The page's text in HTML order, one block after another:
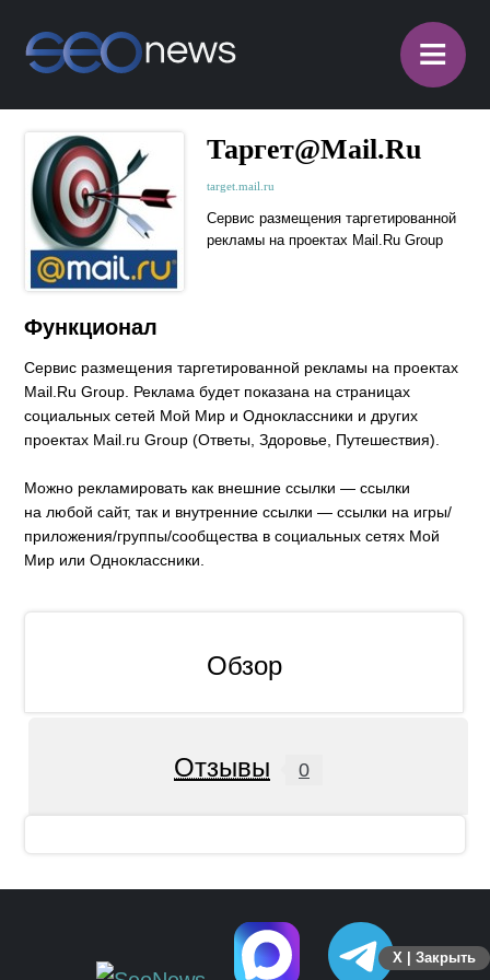
≡
Таргет@Mail.Ru
target.mail.ru
Сервис размещения таргетированной
рекламы на проектах Mail.Ru Group
Функционал
Сервис размещения таргетированной рекламы на проектах
Mail.Ru Group. Реклама будет показана на страницах
социальных сетей Мой Мир и Одноклассники и других
проектах Mail.ru Group (Ответы, Здоровье, Путешествия).
Можно рекламировать как внешние ссылки — ссылки
на любой сайт, так и внутренние ссылки — ссылки на игры/
приложения/группы/сообщества в социальных сетях Мой
Мир или Одноклассники.
Обзор
Отзывы 0
X | Закрыть